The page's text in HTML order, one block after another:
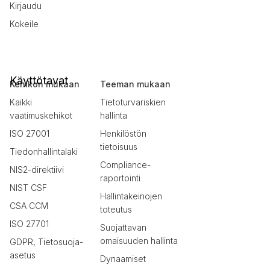
Kirjaudu
Kokeile
Käyttötavat
Kehikon mukaan
Kaikki
vaatimuskehikot
ISO 27001
Tiedonhallintalaki
NIS2-direktiivi
NIST CSF
CSA CCM
ISO 27701
GDPR, Tietosuoja-
asetus
Teeman mukaan
Tietoturvariskien
hallinta
Henkilöstön
tietoisuus
Compliance-
raportointi
Hallintakeinojen
toteutus
Suojattavan
omaisuuden hallinta
Dynaamiset